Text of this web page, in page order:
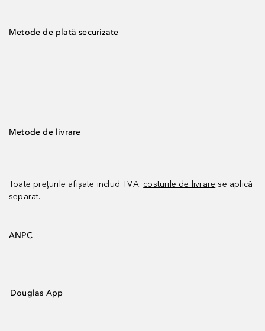
Metode de plată securizate
Metode de livrare
Toate prețurile afișate includ TVA. costurile de livrare se aplică
separat.
ANPC
Douglas App